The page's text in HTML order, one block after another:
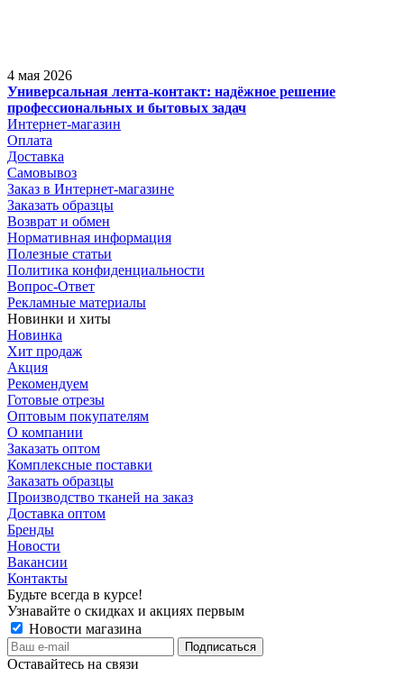
4 мая 2026
Универсальная лента-контакт: надёжное решение
профессиональных и бытовых задач
Интернет-магазин
Оплата
Доставка
Самовывоз
Заказ в Интернет-магазине
Заказать образцы
Возврат и обмен
Нормативная информация
Полезные статьи
Политика конфиденциальности
Вопрос-Ответ
Рекламные материалы
Новинки и хиты
Новинка
Хит продаж
Акция
Рекомендуем
Готовые отрезы
Оптовым покупателям
О компании
Заказать оптом
Комплексные поставки
Заказать образцы
Производство тканей на заказ
Доставка оптом
Бренды
Новости
Вакансии
Контакты
Будьте всегда в курсе!
Узнавайте о скидках и акциях первым
Новости магазина
Оставайтесь на связи